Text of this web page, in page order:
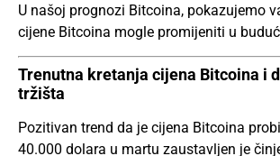
U našoj prognozi Bitcoina, pokazujemo
cijene Bitcoina mogle promijeniti u
Trenutna kretanja cijena Bitcoina i
tržišta
Pozitivan trend da je cijena Bitcoina
40.000 dolara u martu zaustavljen je